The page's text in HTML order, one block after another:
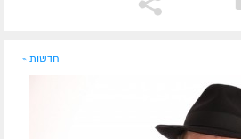
חדשות »